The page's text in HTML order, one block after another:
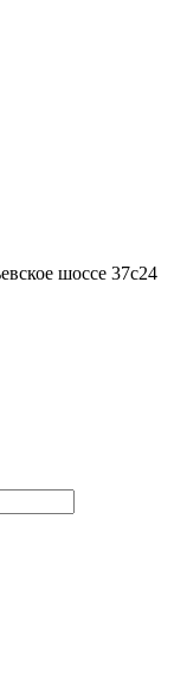
шоссе 37с24